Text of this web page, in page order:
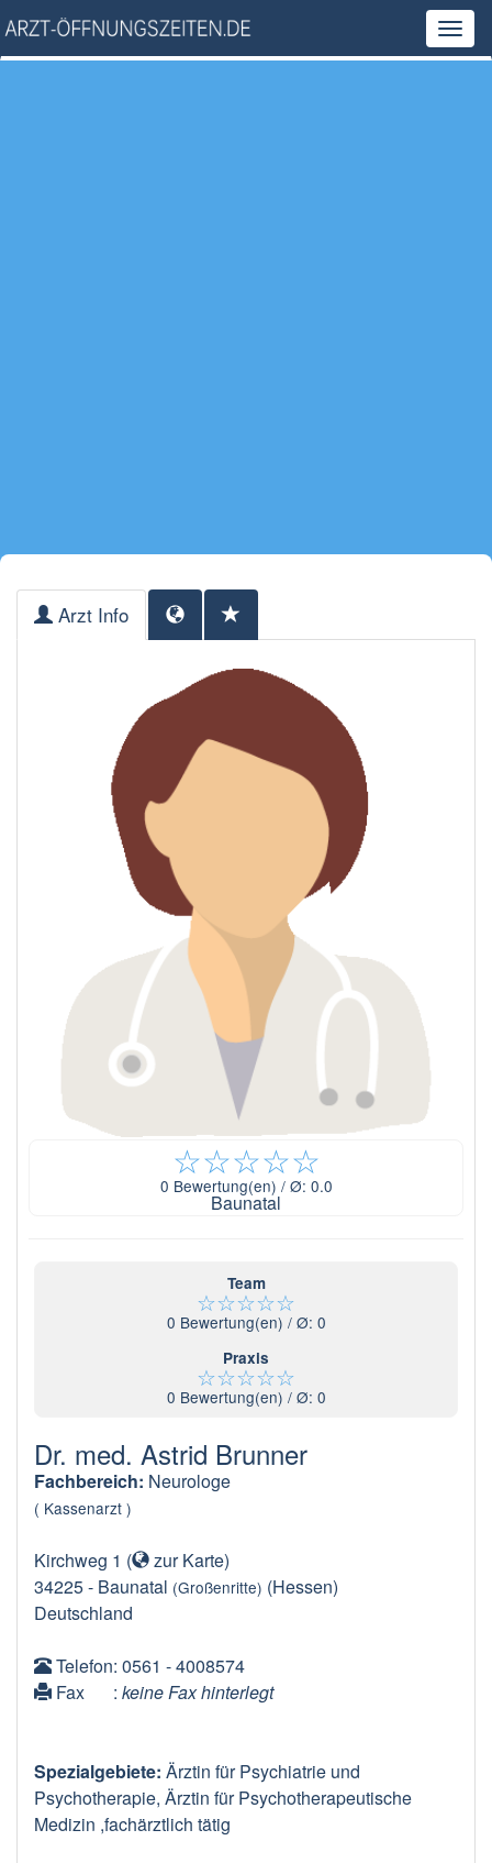
Arzt Info
☆☆☆☆☆
0 Bewertung(en) / Ø: 0.0
Baunatal
Team
☆☆☆☆☆
0 Bewertung(en) / Ø: 0
Praxis
☆☆☆☆☆
0 Bewertung(en) / Ø: 0
Dr. med. Astrid Brunner
Fachbereich: Neurologe
( Kassenarzt )
Kirchweg 1 ( zur Karte)
34225- Baunatal (Großenritte) (Hessen)
Deutschland
Telefon: 0561 - 4008574
Fax
: keine Fax hinterlegt
Spezialgebiete: Ärztin für Psychiatrie und
Psychotherapie, Ärztin für Psychotherapeutische
Medizin ,fachärztlich tätig